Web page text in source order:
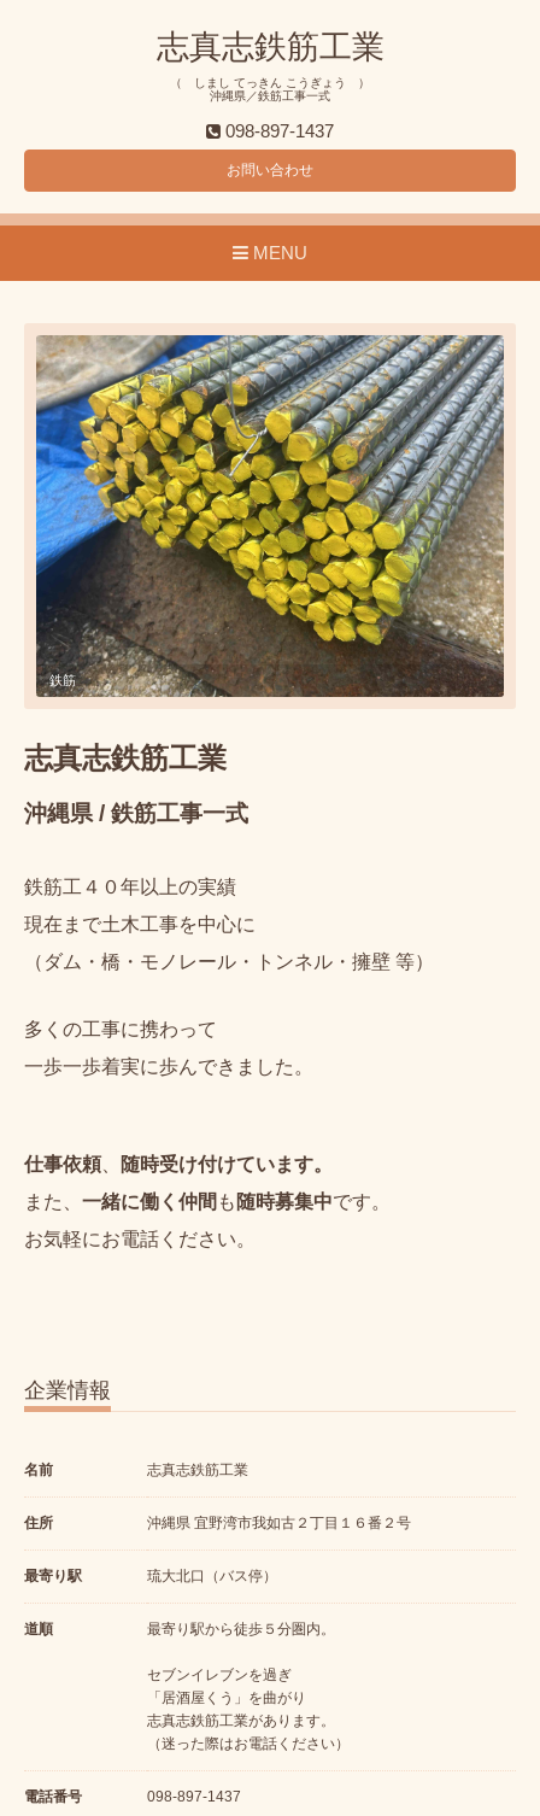
志真志鉄筋工業
（ しまし てっきん こうぎょう ）
沖縄県／鉄筋工事一式
098-897-1437
お問い合わせ
MENU
鉄筋
志真志鉄筋工業
沖縄県 / 鉄筋工事一式
鉄筋工４０年以上の実績
現在まで土木工事を中心に
（ダム・橋・モノレール・トンネル・ 擁壁 等）
多くの工事に携わって
一歩一歩着実に歩んできました。
仕事依頼
随時受け付けています。
また、 一緒に働く仲間 も 随時募集中です。
お気軽にお電話ください。
企業情報
名前 志真志鉄筋工業
住所 沖縄県 宜野湾市我如古２丁目１６番２号
最寄り駅 琉大北口（バス停）
道順 最寄り駅から徒歩５分圏内。
セブンイレブンを過ぎ
「居酒屋くう」を曲がり
志真志鉄筋工業があります。
（迷った際はお電話ください）
電話番号 098-897-1437